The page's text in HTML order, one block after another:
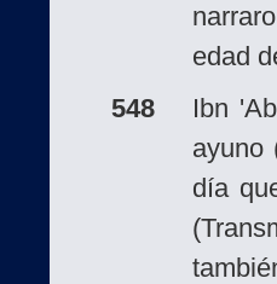
edad
548
Ibn
día